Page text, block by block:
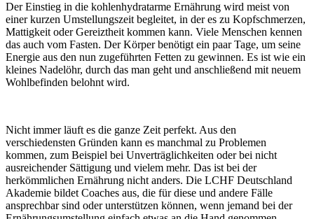
Der Einstieg in die kohlenhydratarme Ernährung wird meist von
einer kurzen Umstellungszeit begleitet, in der es zu Kopfschmerzen,
Mattigkeit oder Gereiztheit kommen kann. Viele Menschen kennen
das auch vom Fasten. Der Körper benötigt ein paar Tage, um seine
Energie aus den nun zugeführten Fetten zu gewinnen. Es ist wie ein
kleines Nadelöhr, durch das man geht und anschließend mit neuem
Wohlbefinden belohnt wird.
Nicht immer läuft es die ganze Zeit perfekt. Aus den
verschiedensten Gründen kann es manchmal zu Problemen
kommen, zum Beispiel bei Unverträglichkeiten oder bei nicht
ausreichender Sättigung und vielem mehr. Das ist bei der
herkömmlichen Ernährung nicht anders. Die LCHF Deutschland
Akademie bildet Coaches aus, die für diese und andere Fälle
ansprechbar sind oder unterstützen können, wenn jemand bei der